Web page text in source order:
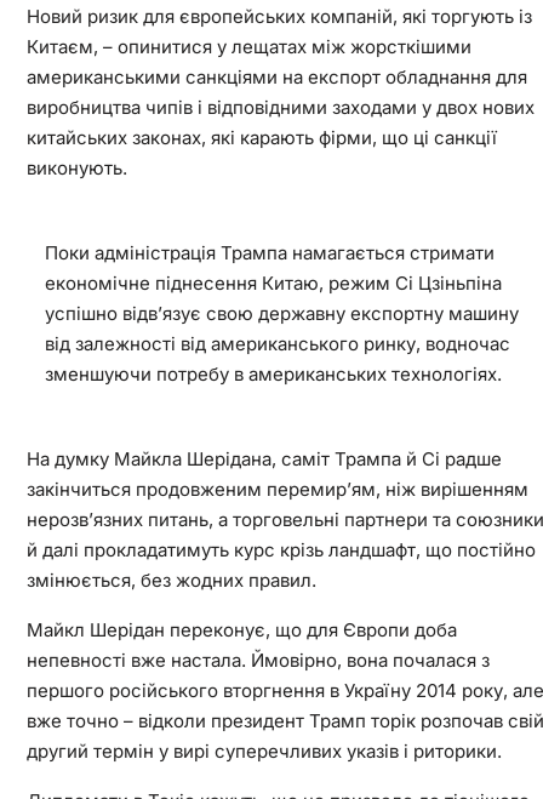
Новий ризик для європейських компаній, які торгують із
Китаєм, – опинитися у лещатах між жорсткішими
американськими санкціями на експорт обладнання для
виробництва чипів і відповідними заходами у двох нових
китайських законах, які карають фірми, що ці санкції
виконують.
Поки адміністрація Трампа намагається стримати
економічне піднесення Китаю, режим Сі Цзіньпіна
успішно відв’язує свою державну експортну машину
від залежності від американського ринку, водночас
зменшуючи потребу в американських технологіях.
На думку Майкла Шерідана, саміт Трампа й Сі радше
закінчиться продовженим перемир’ям, ніж вирішенням
нерозв’язних питань, а торговельні партнери та союзники
й далі прокладатимуть курс крізь ландшафт, що постійно
змінюється, без жодних правил.
Майкл Шерідан переконує, що для Європи доба
непевності вже настала. Ймовірно, вона почалася з
першого російського вторгнення в Україну 2014 року, але
вже точно – відколи президент Трамп торік розпочав свій
другий термін у вирі суперечливих указів і риторики.